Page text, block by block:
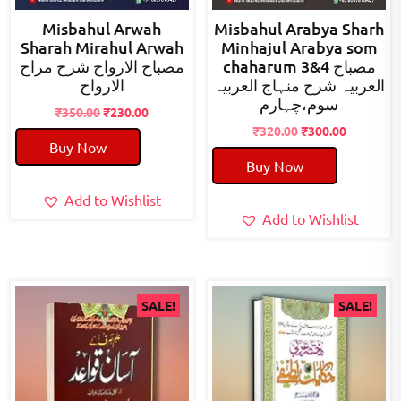
Misbahul Arwah
Sharah Mirahul Arwah
مصباح الارواح شرح مراح
الارواح
₹350.00Original
price
was:
₹350.00.
₹230.00Current
Buy Now
Add to Wishlist
Misbahul Arabya Sharh
Minhajul Arabya som
chaharum 3&4 مصباح
العربیہ شرح منہاج العربیہ
سوم،چہارم
₹320.00Original
price
was:
₹320.00.
₹300.00Current
Buy Now
Add to Wishlist
SALE! SALE!